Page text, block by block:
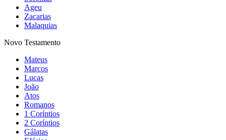
Ageu
Zacarias
Malaquias
Novo Testamento
Mateus
Marcos
Lucas
João
Atos
Romanos
1 Coríntios
2 Coríntios
Gálatas